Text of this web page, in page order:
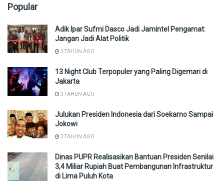
Popular
Adik Ipar Sufmi Dasco Jadi Jamintel Pengamat:
Jangan Jadi Alat Politik
3 TAHUN AGO
13 Night Club Terpopuler yang Paling Digemari di
Jakarta
3 TAHUN AGO
Julukan Presiden Indonesia dari Soekarno Sampai
Jokowi
3 TAHUN AGO
Dinas PUPR Realisasikan Bantuan Presiden Senilai
3,4 Miliar Rupiah Buat Pembangunan Infrastruktur
di Lima Puluh Kota